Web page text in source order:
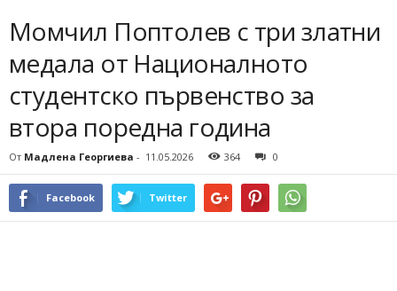
Момчил Поптолев с три златни
медала от Националното
студентско първенство за
втора поредна година
От Мадлена Георгиева - 11.05.2026 364 0
Facebook Twitter